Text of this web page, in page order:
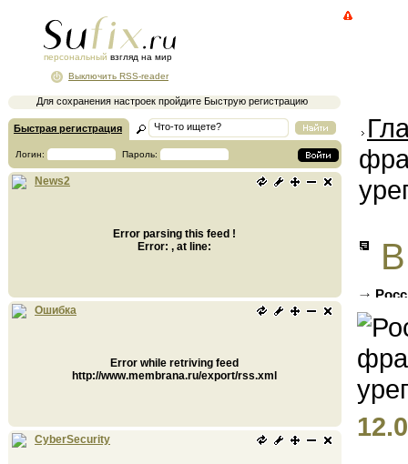
персональный взгляд на мир
Для сохранения настроек пройдите Быструю регистрацию
Выключить RSS-reader
Быстрая регистрация
Логин: Пароль:
News2
Error parsing this feed !
Error: , at line:
Ошибка
Error while retriving feed
http://www.membrana.ru/export/rss.xml
CyberSecurity
Южной